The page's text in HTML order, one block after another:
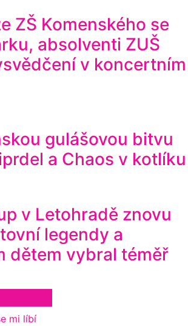
ZŠ Komenského se
absolventi ZUŠ
v koncertním
gulášovou bitvu
a Chaos v kotlíku
v Letohradě znovu
legendy a
dětem vybral téměř
mi líbí